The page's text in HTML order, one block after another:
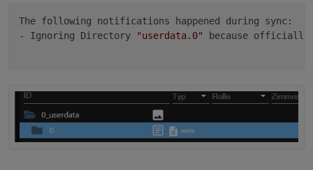
The following notifications happened during sync:
- Ignoring Directory
"userdata.0" because